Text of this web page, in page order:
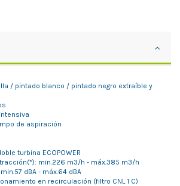
/ pintado blanco / pintado negro extraíble y
de aspiración
turbina ECOPOWER
min.226 m3/h - máx.385 m3/h
dBA - máx.64 dBA
en recirculación (filtro CNL 1 C)